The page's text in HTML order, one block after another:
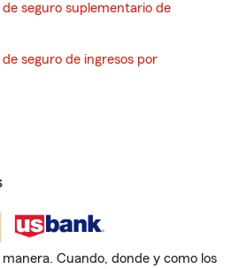
seguro suplementario de
seguro de ingresos por
Cuando, donde y como los